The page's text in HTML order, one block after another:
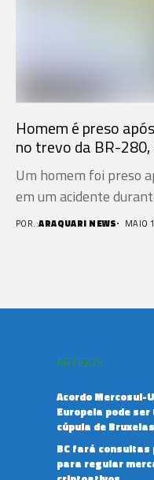
Homem é preso
no trevo da BR-
Um homem foi preso
em um acidente
POR.:ARAQUARI NEWS MAIO
ARTIGOS
Acordo Mercosul-
Europeia pode ser
cúpula de Bruxelas
BC fará consultas
para regular